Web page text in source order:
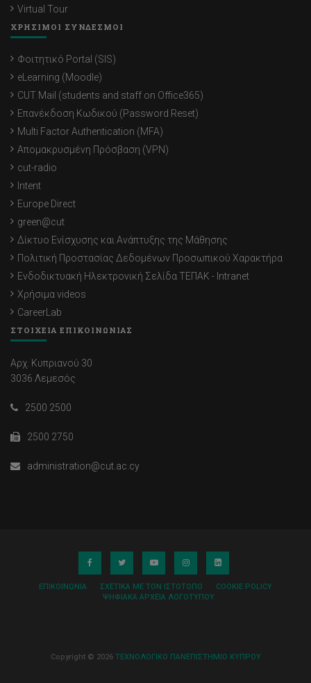
Virtual Tour
ΧΡΗΣΙΜΟΙ ΣΥΝΔΕΣΜΟΙ
Φοιτητικό Portal (SIS)
eLearning (Moodle)
CUT Mail (students and staff on Office365)
Επανέκδοση Κωδικού (Password Reset)
Multi Factor Authentication (MFA)
Απομακρυσμένη Πρόσβαση (VPN)
cut-radio
Intent
Europe Direct
green@cut
Δίκτυο Ενίσχυσης και Ανάπτυξης της Μάθησης
Πολιτική Προστασίας Δεδομένων Προσωπικού Χαρακτήρα
Ενδοδικτυακή Ηλεκτρονική Σελίδα ΤΕΠΑΚ - Intranet
Χρήσιμα videos
CareerLab
ΣΤΟΙΧΕΙΑ ΕΠΙΚΟΙΝΩΝΙΑΣ
Αρχ. Κυπριανού 30
3036 Λεμεσός
2500 2500
2500 2750
administration@cut.ac.cy
ΕΠΙΚΟΙΝΩΝΊΑ ΣΧΕΤΙΚΆ ΜΕ ΤΟΝ ΙΣΤΌΤΟΠΟ
COOKIE POLICY
ΨΗΦΙΑΚΆ ΑΡΧΕΊΑ ΛΟΓΌΤΥΠΟΥ
Copyright © 2026 ΤΕΧΝΟΛΟΓΙΚΟ ΠΑΝΕΠΙΣΤΗΜΙΟ ΚΥΠΡΟΥ